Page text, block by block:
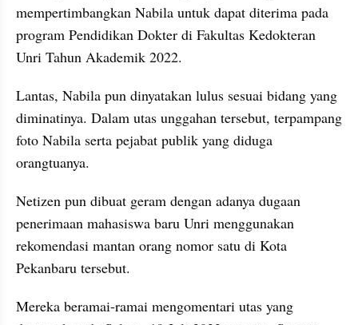
mempertimbangkan Nabila untuk dapat diterima pada
program Pendidikan Dokter di Fakultas Kedokteran
Unri Tahun Akademik 2022.
Lantas, Nabila pun dinyatakan lulus sesuai bidang yang
diminatinya. Dalam utas unggahan tersebut, terpampang
foto Nabila serta pejabat publik yang diduga
orangtuanya.
Netizen pun dibuat geram dengan adanya dugaan
penerimaan mahasiswa baru Unri menggunakan
rekomendasi mantan orang nomor satu di Kota
Pekanbaru tersebut.
Mereka beramai-ramai mengomentari utas yang